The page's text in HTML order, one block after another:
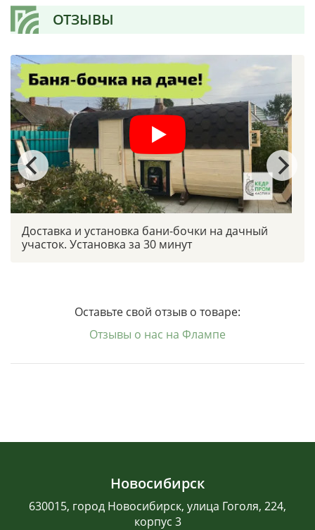
ОТЗЫВЫ
Доставка и установка бани-бочки на дачный
участок. Установка за 30 минут
Оставьте свой отзыв о товаре:
Отзывы о нас на Флампе
Новосибирск
630015, город Новосибирск, улица Гоголя, 224,
корпус 3